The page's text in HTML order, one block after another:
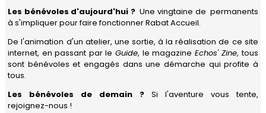
SOMMES-
NOUS
?
Qui
sommes-
S'INSTALLER
Les bénévoles d'aujourd'hui ? Une vingtaine de permanents
à s'impliquer pour faire fonctionner Rabat Accueil.
De l'animation d'un atelier, une sortie, à la réalisation de ce site
internet, en passant par le Guide, le magazine Echos' Zine, tous
sont bénévoles et engagés dans une démarche qui profite à
tous.
Les bénévoles de demain ? Si l'aventure vous tente,
rejoignez-nous !